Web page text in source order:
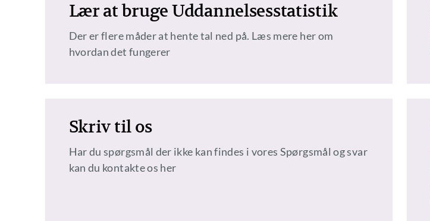
Lær at bruge Uddannelsesstatistik
Der er flere måder at hente tal ned på. Læs mere her om
hvordan det fungerer
Skriv til os
Har du spørgsmål der ikke kan findes i vores Spørgsmål og svar
kan du kontakte os her